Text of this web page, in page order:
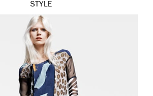
STYLE